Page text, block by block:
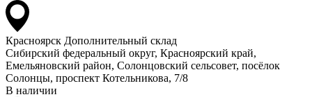
Красноярск Дополнительный склад
Сибирский федеральный округ, Красноярский край,
Емельяновский район, Солонцовский сельсовет, посёлок
Солонцы, проспект Котельникова, 7/8
В наличии